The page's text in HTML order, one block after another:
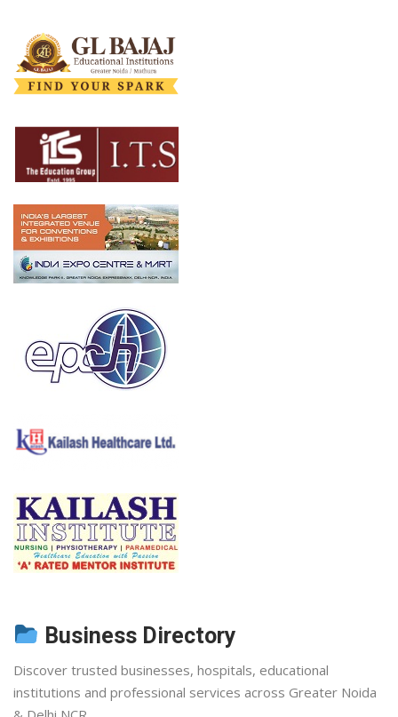
Business Directory
Discover trusted businesses, hospitals, educational
institutions and professional services across Greater Noida